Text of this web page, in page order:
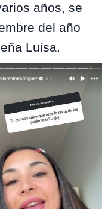
años, se
del año
Luisa.